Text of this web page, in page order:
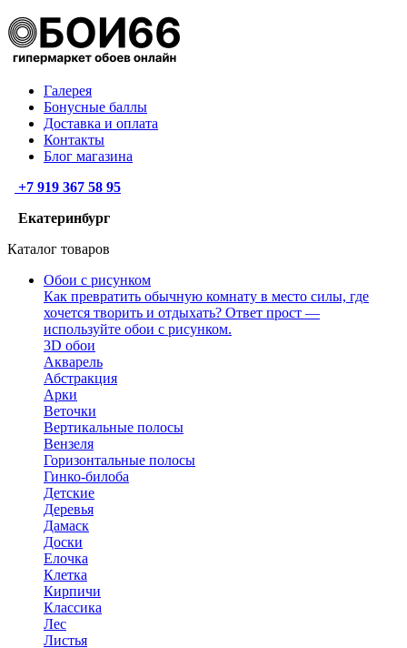
Галерея
Бонусные баллы
Доставка и оплата
Контакты
Блог магазина
+7 919 367 58 95
Екатеринбург
Каталог товаров
Обои с рисунком
Как превратить обычную комнату в место силы, где
хочется творить и отдыхать? Ответ прост —
используйте обои с рисунком.
3D обои
Акварель
Абстракция
Арки
Веточки
Вертикальные полосы
Вензеля
Горизонтальные полосы
Гинко-билоба
Детские
Деревья
Дамаск
Доски
Елочка
Клетка
Кирпичи
Классика
Лес
Листья